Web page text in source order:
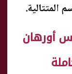
المتتالية.
أورهان